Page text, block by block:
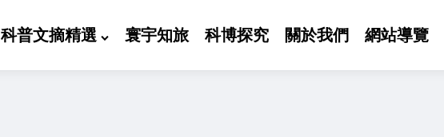
科普文摘精選 寰宇知旅 科博探究 關於我們 網站導覽